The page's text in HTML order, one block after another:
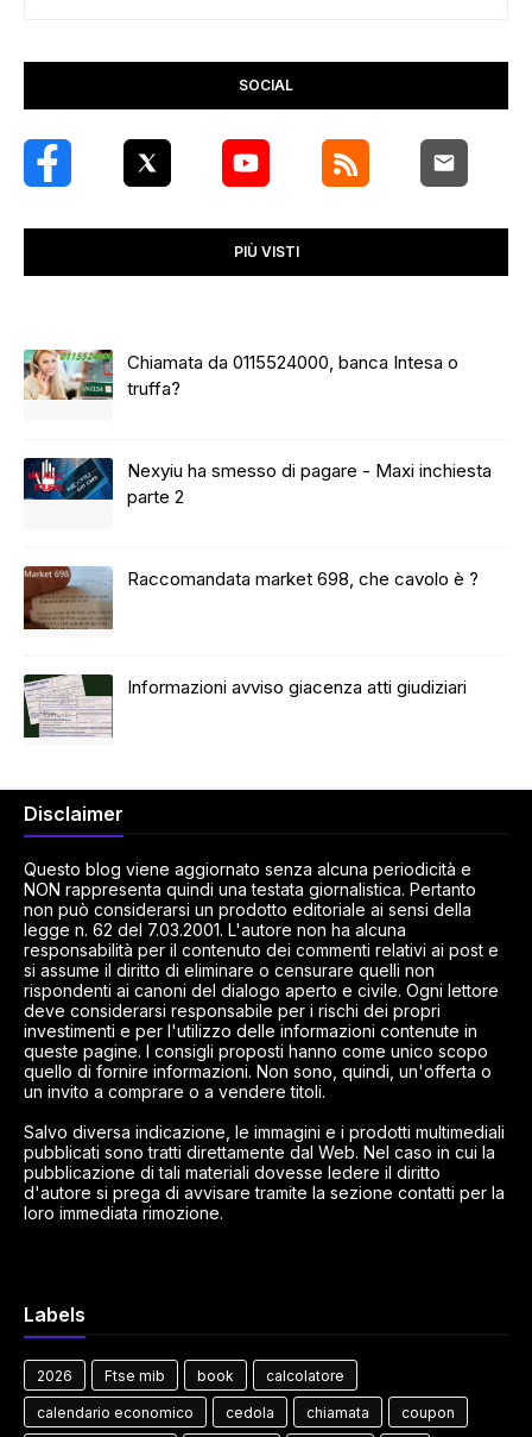
SOCIAL
PIÙ VISTI
Chiamata da 0115524000, banca Intesa o
truffa?
Nexyiu ha smesso di pagare - Maxi inchiesta
parte 2
Raccomandata market 698, che cavolo è ?
Informazioni avviso giacenza atti giudiziari
Disclaimer
Questo blog viene aggiornato senza alcuna periodicità e
NON rappresenta quindi una testata giornalistica. Pertanto
non può considerarsi un prodotto editoriale ai sensi della
legge n. 62 del 7.03.2001. L'autore non ha alcuna
responsabilità per il contenuto dei commenti relativi ai post e
si assume il diritto di eliminare o censurare quelli non
rispondenti ai canoni del dialogo aperto e civile. Ogni lettore
deve considerarsi responsabile per i rischi dei propri
investimenti e per l'utilizzo delle informazioni contenute in
queste pagine. I consigli proposti hanno come unico scopo
quello di fornire informazioni. Non sono, quindi, un'offerta o
un invito a comprare o a vendere titoli.
Salvo diversa indicazione, le immagini e i prodotti multimediali
pubblicati sono tratti direttamente dal Web. Nel caso in cui la
pubblicazione di tali materiali dovesse ledere il diritto
d'autore si prega di avvisare tramite la sezione contatti per la
loro immediata rimozione.
Labels
2026 Ftse mib book calcolatore
calendario economico cedola chiamata coupon